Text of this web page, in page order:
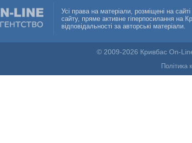
Усі права на матеріали, розміщені на
сайту, пряме активне гіперпосилання на
відповідальності за авторські матеріали.
© 2009-2026 Кривбас On-Line
Політика